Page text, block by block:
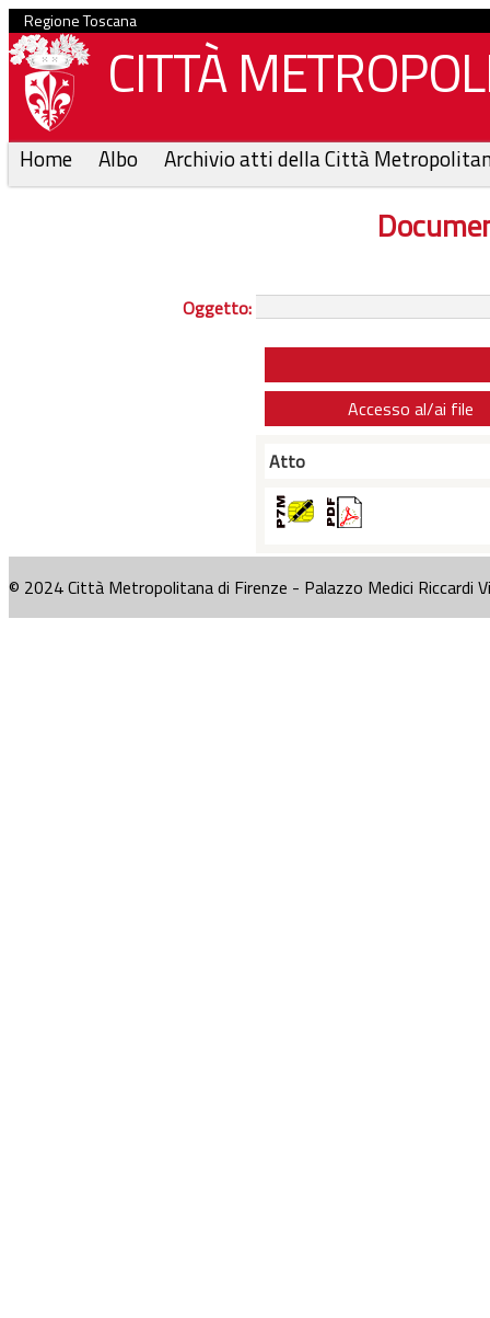
Regione Toscana
CITTÀ
Home Albo Archivio atti della Città
Oggetto:
Accesso al/ai file
Atto
© 2024 Città Metropolitana di Firenze - Palazzo Medici Riccardi